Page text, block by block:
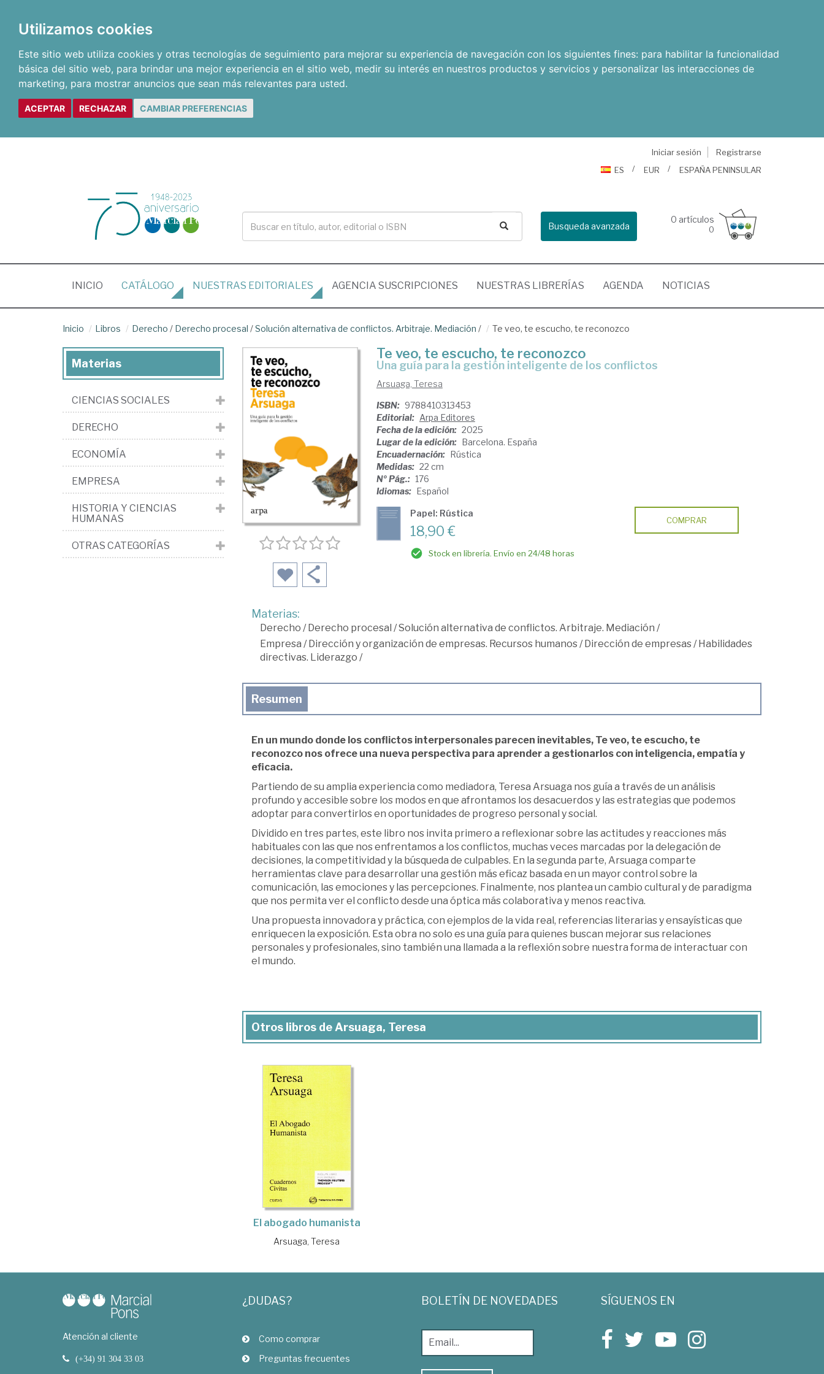
Utilizamos cookies
Este sitio web utiliza cookies y otras tecnologías de seguimiento para mejorar su experiencia de navegación con los siguientes fines: para habilitar la funcionalidad
básica del sitio web, para brindar una mejor experiencia en el sitio web, medir su interés en nuestros productos y servicios y personalizar las interacciones de
marketing, para mostrar anuncios que sean más relevantes para usted.
ACEPTAR RECHAZAR CAMBIAR PREFERENCIAS
Iniciar sesión
Registrarse
ES
EUR ESPAÑA PENINSULAR
Busqueda avanzada
0 artículos
0
INICIO (CURRENT)
CATÁLOGO NUESTRAS EDITORIALES AGENCIA SUSCRIPCIONES NUESTRAS LIBRERÍAS AGENDA NOTICIAS
Inicio Libros Derecho / Derecho procesal /Solución alternativa de conflictos. Arbitraje. Mediación / Te veo, te escucho, te reconozco
Te veo, te escucho, te reconozco
Una guía para la gestión inteligente de los conflictos
Arsuaga, Teresa
ISBN: 9788410313453
Editorial: Arpa Editores
Fecha de la edición: 2025
Lugar de la edición: Barcelona. España
Encuadernación: Rústica
Medidas: 22 cm
Nº Pág.: 176
Idiomas: Español
Papel: Rústica
18,90 €
Stock en librería. Envío en 24/48 horas
COMPRAR
Materias:
Derecho /Derecho procesal /Solución alternativa de conflictos. Arbitraje. Mediación /
Empresa /Dirección y organización de empresas. Recursos humanos/Dirección de empresas/Habilidades
directivas. Liderazgo /
Resumen
En un mundo donde los conflictos interpersonales parecen inevitables, Te veo, te escucho, te
reconozco nos ofrece una nueva perspectiva para aprender a gestionarlos con inteligencia, empatía y
eficacia.
Partiendo de su amplia experiencia como mediadora, Teresa Arsuaga nos guía a través de un análisis
profundo y accesible sobre los modos en que afrontamos los desacuerdos y las estrategias que podemos
adoptar para convertirlos en oportunidades de progreso personal y social.
Dividido en tres partes, este libro nos invita primero a reflexionar sobre las actitudes y reacciones más
habituales con las que nos enfrentamos a los conflictos, muchas veces marcadas por la delegación de
decisiones, la competitividad y la búsqueda de culpables. En la segunda parte, Arsuaga comparte
herramientas clave para desarrollar una gestión más eficaz basada en un mayor control sobre la
comunicación, las emociones y las percepciones. Finalmente, nos plantea un cambio cultural y de paradigma
que nos permita ver el conflicto desde una óptica más colaborativa y menos reactiva.
Una propuesta innovadora y práctica, con ejemplos de la vida real, referencias literarias y ensayísticas que
enriquecen la exposición. Esta obra no solo es una guía para quienes buscan mejorar sus relaciones
personales y profesionales, sino también una llamada a la reflexión sobre nuestra forma de interactuar con
el mundo.
Otros libros de Arsuaga, Teresa
El abogado humanista
Arsuaga, Teresa
Materias
CIENCIAS SOCIALES
DERECHO
ECONOMÍA
EMPRESA
HISTORIA Y CIENCIAS
HUMANAS
OTRAS CATEGORÍAS
Atención al cliente
(+34) 91 304 33 03
¿DUDAS?
Como comprar
Preguntas frecuentes
BOLETÍN DE NOVEDADES SÍGUENOS EN